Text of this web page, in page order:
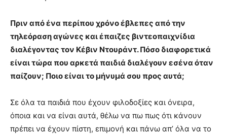
Πριν από ένα περίπου χρόνο έβλεπες από την
τηλεόραση αγώνες και έπαιζες βιντεοπαιχνίδια
διαλέγοντας τον Κέβιν Ντουράντ. Πόσο διαφορετικά
είναι τώρα που αρκετά παιδιά διαλέγουν εσένα όταν
παίζουν; Ποιο είναι το μήνυμά σου προς αυτά;
Σε όλα τα παιδιά που έχουν φιλοδοξίες και όνειρα,
όποια και να είναι αυτά, θέλω να πω πως ότι κάνουν
πρέπει να έχουν πίστη, επιμονή και πάνω απ’ όλα να το